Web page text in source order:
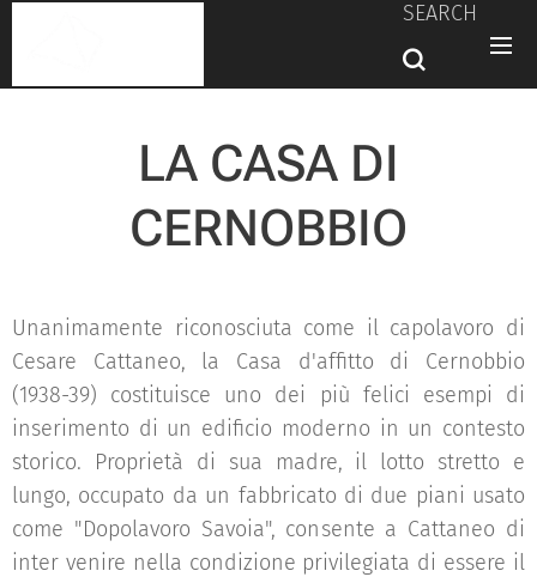
SEARCH
LA CASA DI
CERNOBBIO
Unanimamente riconosciuta come il capolavoro di
Cesare Cattaneo, la Casa d'affitto di Cernobbio
(1938-39) costituisce uno dei più felici esempi di
inserimento di un edificio moderno in un contesto
storico. Proprietà di sua madre, il lotto stretto e
lungo, occupato da un fabbricato di due piani usato
come "Dopolavoro Savoia", consente a Cattaneo di
inter venire nella condizione privilegiata di essere il